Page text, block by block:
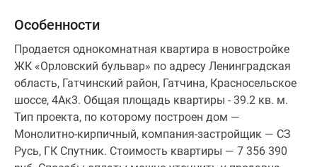
Особенности
Продается однокомнатная квартира в новостройке
ЖК «Орловский бульвар» по адресу Ленинградская
область, Гатчинский район, Гатчина, Красносельское
шоссе, 4Ак3. Общая площадь квартиры - 39.2 кв. м.
Тип проекта, по которому построен дом —
Монолитно-кирпичный, компания-застройщик — СЗ
Русь, ГК Спутник. Стоимость квартиры — 7 356 390